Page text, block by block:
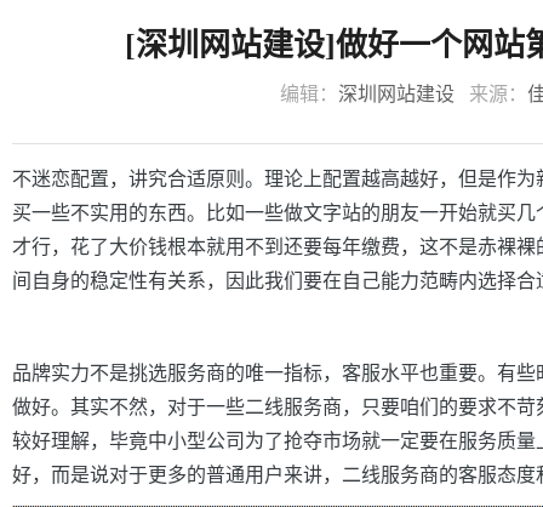
[深圳网站建设]做好一个网站
编辑： 深圳网站建设来源：
不迷恋配置，讲究合适原则。理论上配置越高越好，但是作
买一些不实用的东西。比如一些做文字站的朋友一开始就买
才行，花了大价钱根本就用不到还要每年缴费，这不是赤裸
间自身的稳定性有关系，因此我们要在自己能力范畴内选择合
品牌实力不是挑选服务商的唯一指标，客服水平也重要。有
做好。其实不然，对于一些二线服务商，只要咱们的要求不
较好理解，毕竟中小型公司为了抢夺市场就一定要在服务质
好，而是说对于更多的普通用户来讲，二线服务商的客服态度